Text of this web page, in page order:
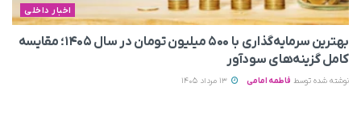
اخبار داخلی
بهترین سرمایه‌گذاری با ۵۰۰ میلیون تومان در سال ۱۴۰۵؛ مقایسه
کامل گزینه‌های سودآور
نوشته شده توسط فاطمه امامی